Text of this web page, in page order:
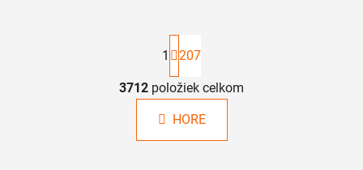
O
v
l
t
á
n
k
1 207
3712 položiek celkom
HORE